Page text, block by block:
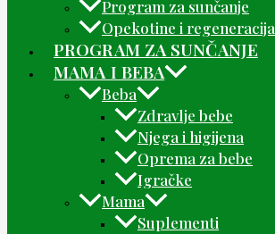
Program za sunčanje
Opekotine i regeneracija
PROGRAM ZA SUNČANJE
MAMA I BEBA
Beba
Zdravlje bebe
Njega i higijena
Oprema za bebe
Igračke
Mama
Suplementi